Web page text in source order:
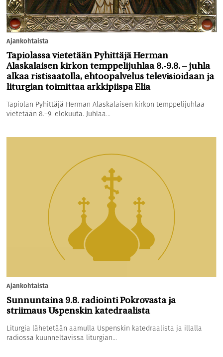
Ajankohtaista
Tapiolassa vietetään Pyhittäjä Herman
Alaskalaisen kirkon temppelijuhlaa 8.-9.8. – juhla
alkaa ristisaatolla, ehtoopalvelus televisioidaan ja
liturgian toimittaa arkkipiispa Elia
Tapiolan Pyhittäjä Herman Alaskalaisen kirkon temppelijuhlaa
vietetään 8.–9. elokuuta. Juhlaa...
Ajankohtaista
Sunnuntaina 9.8. radiointi Pokrovasta ja
striimaus Uspenskin katedraalista
Liturgia lähetetään aamulla Uspenskin katedraalista ja illalla
radiossa kuunneltavissa liturgian...